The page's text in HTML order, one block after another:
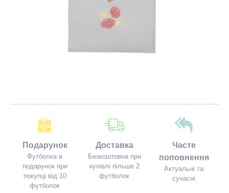
Подарунок
Футболка в
подарунок при
покупці від 10
футболок
Доставка
Безкоштовна при
купівлі більше 2
футболок
Часте
поповнення
Актуальні та
сучасні